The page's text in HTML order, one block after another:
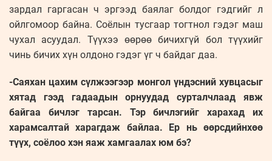
зардал гаргасан ч эргээд баялаг болдог гэдгийг л
ойлгомоор байна. Соёлын тусгаар тогтнол гэдэг маш
чухал асуудал. Түүхээ өөрөө бичихгүй бол түүхийг
чинь бичих хүн олдоно гэдэг үг ч байдаг даа.
-Саяхан цахим сүлжээгээр монгол үндэсний хувцасыг
хятад гээд гадаадын орнуудад сурталчлаад явж
байгаа бичлэг тарсан. Тэр бичлэгийг харахад их
харамсалтай харагдаж байлаа. Ер нь өөрсдийнхөө
түүх, соёлоо хэн яаж хамгаалах юм бэ?